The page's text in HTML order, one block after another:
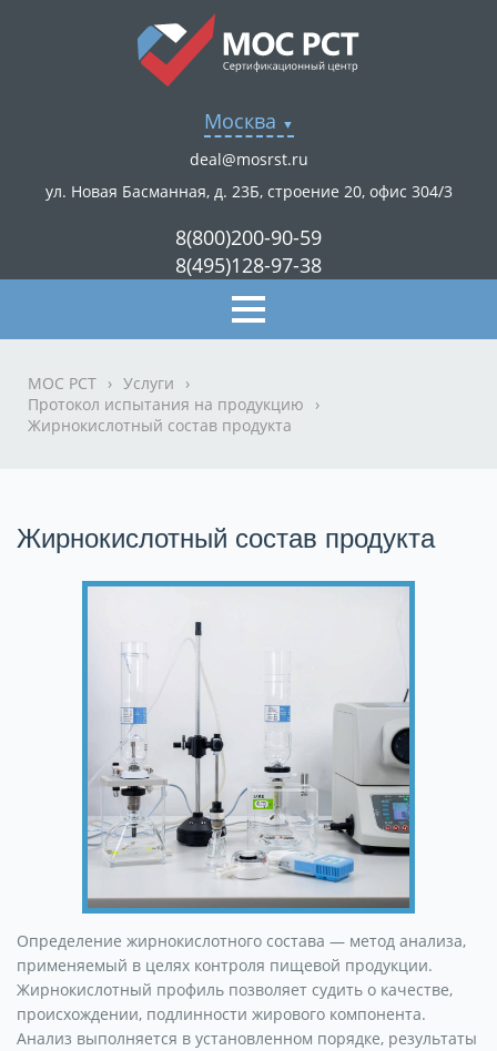
Москва
deal@mosrst.ru
ул. Новая Басманная, д. 23Б, строение 20, офис 304/3
8(800)200-90-59
8(495)128-97-38
МОС РСТ › Услуги
›
Протокол испытания на продукцию
›
Жирнокислотный состав продукта
Жирнокислотный состав продукта
Определение жирнокислотного состава — метод анализа,
применяемый в целях контроля пищевой продукции.
Жирнокислотный профиль позволяет судить о качестве,
происхождении, подлинности жирового компонента.
Анализ выполняется в установленном порядке, результаты